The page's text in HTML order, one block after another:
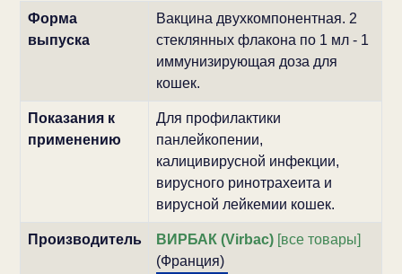
Форма
выпуска
Вакцина двухкомпонентная. 2
стеклянных флакона по 1 мл - 1
иммунизирующая доза для
кошек.
Показания к
применению
Для профилактики
панлейкопении,
калицивирусной инфекции,
вирусного ринотрахеита и
вирусной лейкемии кошек.
Производитель ВИРБАК (Virbac)[все товары]
(Франция)